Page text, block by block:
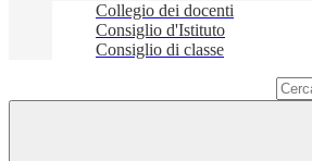
Collegio dei docenti
Consiglio d'Istituto
Consiglio di classe